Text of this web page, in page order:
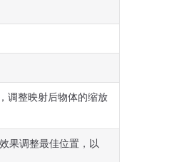
调整映射后物体的缩放
果调整最佳位置，以